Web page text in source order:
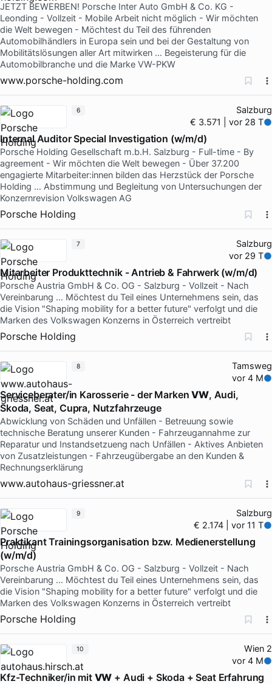
JETZT BEWERBEN! Porsche Inter Auto GmbH & Co. KG -
Leonding - Vollzeit - Mobile Arbeit nicht möglich - Wir möchten
die Welt bewegen - Möchtest du Teil des führenden
Automobilhändlers in Europa sein und bei der Gestaltung von
Mobilitätslösungen aller Art mitwirken … Begeisterung für die
Automobilbranche und die Marke VW-PKW
www.porsche-holding.com
Salzburg
€ 3.571 | vor 28 T
Internal Auditor Special Investigation (w/m/d)
Porsche Holding Gesellschaft m.b.H. Salzburg - Full-time - By
agreement - Wir möchten die Welt bewegen - Über 37.200
engagierte Mitarbeiter:innen bilden das Herzstück der Porsche
Holding … Abstimmung und Begleitung von Untersuchungen der
Konzernrevision Volkswagen AG
Porsche Holding
6
Salzburg
vor 29 T
Mitarbeiter Produkttechnik - Antrieb & Fahrwerk (w/m/d)
Porsche Austria GmbH & Co. OG - Salzburg - Vollzeit - Nach
Vereinbarung … Möchtest du Teil eines Unternehmens sein, das
die Vision "Shaping mobility for a better future" verfolgt und die
Marken des Volkswagen Konzerns in Österreich vertreibt
Porsche Holding
7
Tamsweg
vor 4 M
Serviceberater/in Karosserie - der MarkenVW, Audi,
Skoda, Seat, Cupra, Nutzfahrzeuge
Abwicklung von Schäden und Unfällen - Betreuung sowie
technische Beratung unserer Kunden - Fahrzeugannahme zur
Reparatur und Instandsetzueng nach Unfällen - Aktives Anbieten
von Zusatzleistungen - Fahrzeugübergabe an den Kunden &
Rechnungserklärung
www.autohaus-griessner.at
8
Salzburg
€ 2.174 | vor 11 T
Praktikant Trainingsorganisation bzw. Medienerstellung
(w/m/d)
Porsche Austria GmbH & Co. OG - Salzburg - Vollzeit - Nach
Vereinbarung … Möchtest du Teil eines Unternehmens sein, das
die Vision "Shaping mobility for a better future" verfolgt und die
Marken des Volkswagen Konzerns in Österreich vertreibt
Porsche Holding
9
Wien 2
vor 4 M
Kfz-Techniker/in mit VW + Audi + Skoda + Seat Erfahrung
10